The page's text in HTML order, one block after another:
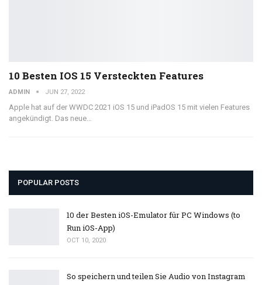
10 Besten IOS 15 Versteckten Features
ADMIN JUN 27, 2022
Apple hat auf der WWDC 2021 iOS 15 und iPadOS 15 mit vielen Features
angekündigt. Das neue…
POPULAR POSTS
10 der Besten iOS-Emulator für PC Windows (to
Run iOS-App)
OCT 10, 2020
So speichern und teilen Sie Audio von Instagram